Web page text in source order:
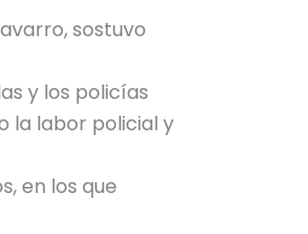
sostuvo
y los policías
la labor policial y
en los que